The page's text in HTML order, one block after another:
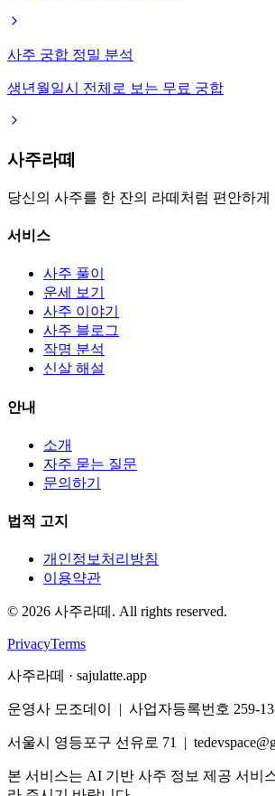
사주 궁합 정밀 분석
생년월일시 전체로 보는 무료 궁합
사주라떼
당신의 사주를 한 잔의 라떼처럼 편안하게
서비스
사주 풀이
운세 보기
사주 이야기
사주 블로그
작명 분석
신살 해설
안내
소개
자주 묻는 질문
문의하기
법적 고지
개인정보처리방침
이용약관
© 2026 사주라떼. All rights reserved.
PrivacyTerms
사주라떼 · sajulatte.app
운영사 모조데이 | 사업자등록번호 259-
서울시 영등포구 선유로 71 |
본 서비스는 AI 기반 사주 정보 제공 서비